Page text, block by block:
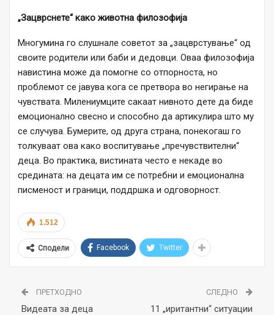
„Зацврснете“ како животна филозофија
Многумина го слушнале советот за „зацврстување“ од
своите родители или баби и дедовци. Оваа филозофија
навистина може да помогне со отпорноста, но
проблемот се јавува кога се претвора во негирање на
чувствата. Милениумците сакаат нивното дете да биде
емоционално свесно и способно да артикулира што му
се случува. Бумерите, од друга страна, понекогаш го
толкуваат ова како воспитување „пречувствителни“
деца. Во практика, вистината често е некаде во
средината: на децата им се потребни и емоционална
писменост и граници, поддршка и одговорност.
1.512
Сподели Facebook Twitter
ПРЕТХОДНО
Видеата за деца
СЛЕДНО
11 „иритантни“ ситуации